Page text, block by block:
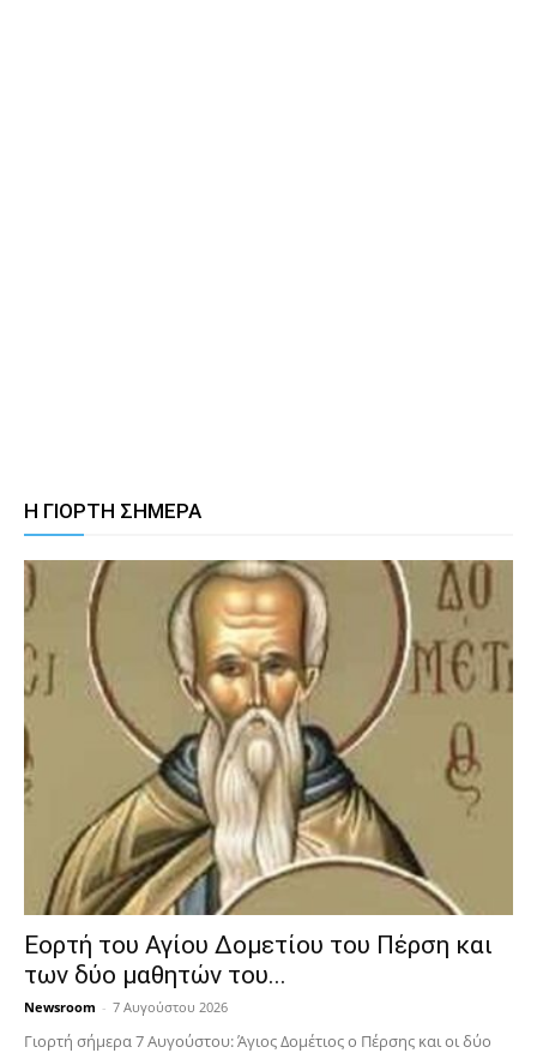
Η ΓΙΟΡΤΗ ΣΗΜΕΡΑ
Εορτή του Αγίου Δομετίου του Πέρση και
των δύο μαθητών του...
Newsroom - 7 Αυγούστου 2026
Γιορτή σήμερα 7 Αυγούστου: Άγιος Δομέτιος ο Πέρσης και οι δύο